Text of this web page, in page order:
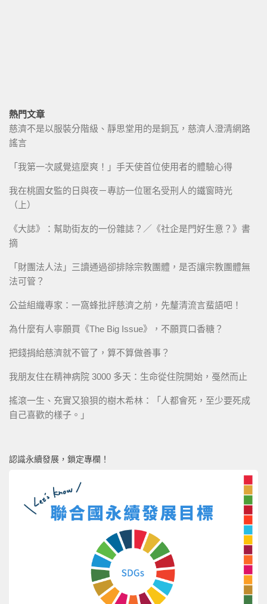
熱門文章
慈濟不是以服裝分階級、靜思堂用的是銅瓦，慈濟人澄清網路
謠言
「我第一次感覺這麼爽！」手天使首位使用者的體驗心得
我在桃園女監的日與夜－專訪一位匿名受刑人的鐵窗時光
（上）
《大誌》：幫助街友的一份雜誌？／《社企是門好生意？》書
摘
「財團法人法」三讀通過卻排除宗教團體，是否讓宗教團體無
法可管？
公益組織專家：一窩蜂批評慈濟之前，先釐清流言蜚語吧！
為什麼有人寧願買《The Big Issue》，不願買口香糖？
把錢捐給慈濟就不管了，算不算做善事？
我朋友住在精神病院 3000 多天：生命從住院開始，戞然而止
搖滾一生、充實又狼狽的樹木希林：「人都會死，至少要死成
自己喜歡的樣子。」
認識永續發展，鎖定專欄！